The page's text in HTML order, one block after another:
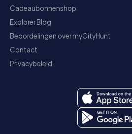
Cadeaubonnenshop
Explorer Blog
Beoordelingen over myCityHunt
Contact
Privacybeleid